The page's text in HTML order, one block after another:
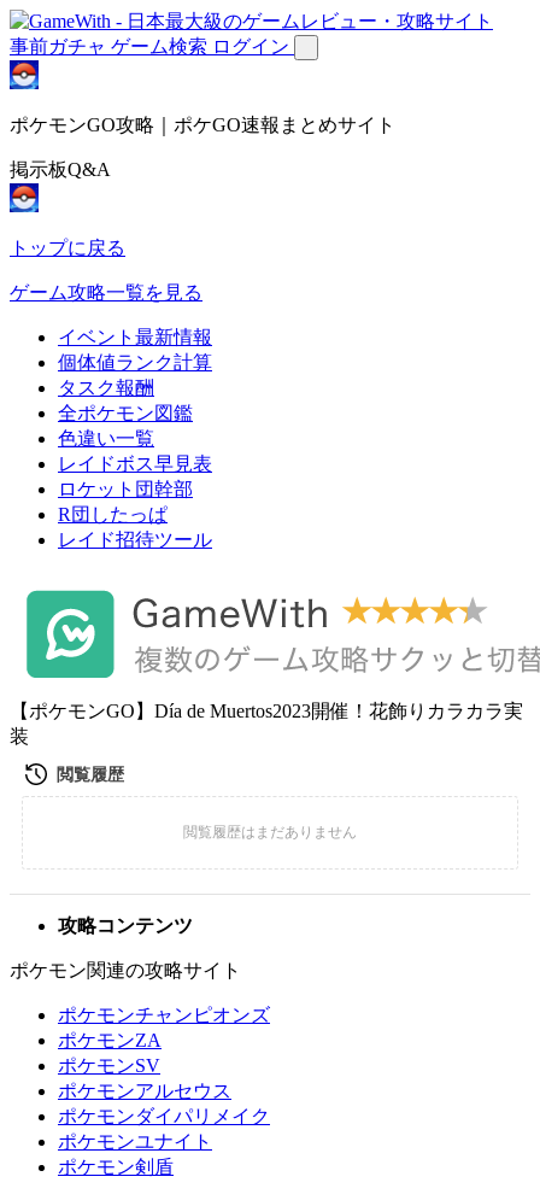
事前ガチャ ゲーム検索 ログイン
ポケモンGO攻略｜ポケGO速報まとめサイト
掲示板Q&A
トップに戻る
ゲーム攻略一覧を見る
イベント最新情報
個体値ランク計算
タスク報酬
全ポケモン図鑑
色違い一覧
レイドボス早見表
ロケット団幹部
R団したっぱ
レイド招待ツール
【ポケモンGO】Día de Muertos2023開催！花飾りカラカラ実
装
攻略コンテンツ
ポケモン関連の攻略サイト
ポケモンチャンピオンズ
ポケモンZA
ポケモンSV
ポケモンアルセウス
ポケモンダイパリメイク
ポケモンユナイト
ポケモン剣盾